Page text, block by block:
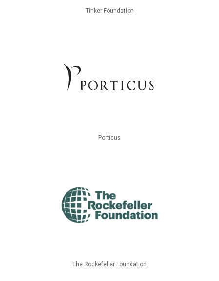
Tinker Foundation
Porticus
The Rockefeller Foundation